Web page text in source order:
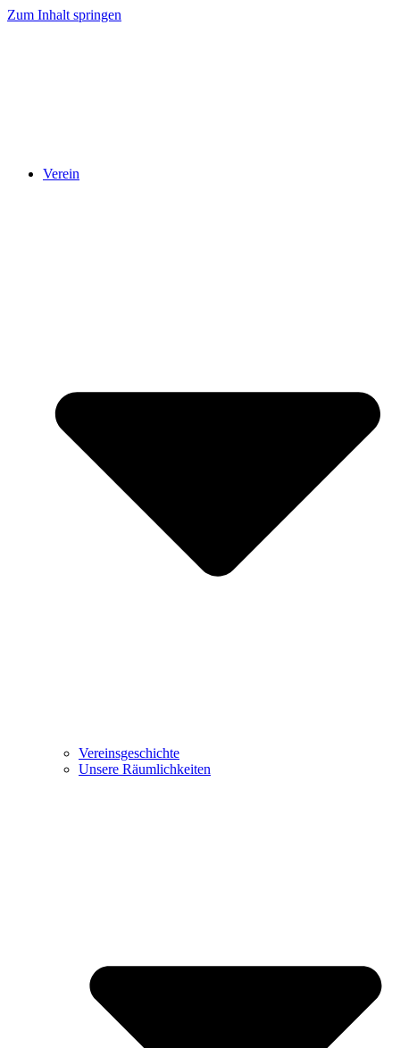
Zum Inhalt springen
Verein
Vereinsgeschichte
Unsere Räumlichkeiten